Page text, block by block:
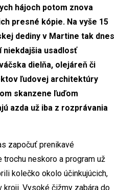
hájoch potom znova
presné kópie. Na vyše 15
dediny v Martine tak dnes
usadlosť
dielňa, olejáreň či
ľudovej architektúry
skanzene ľuďom
azda už iba z rozprávania
započuť prenikavé
neskoro a program už
kolečko okolo účinkujúcich,
kroji. Vysoké čižmy zabára do